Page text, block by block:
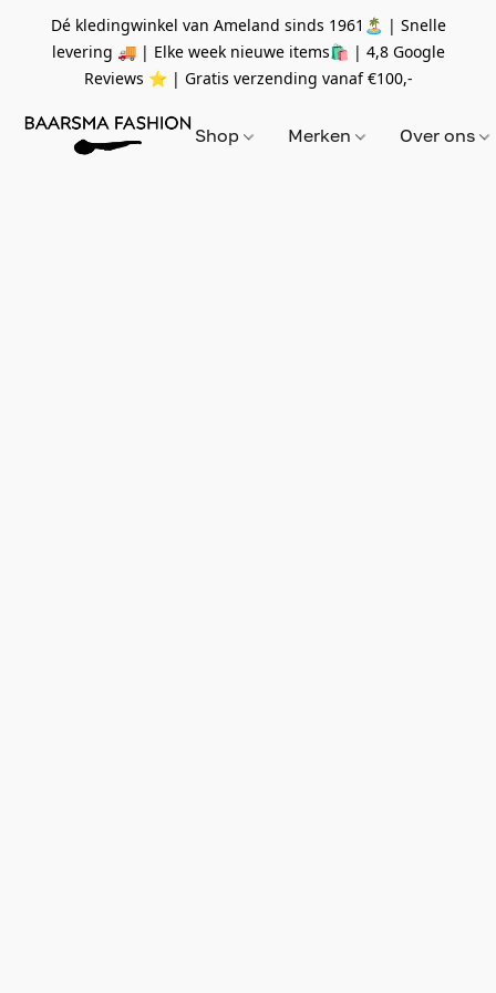
Dé kledingwinkel van Ameland sinds 1961🏝 | Snelle
levering 🚚 | Elke week nieuwe items🛍 | 4,8 Google
Reviews ⭐️ | Gratis verzending vanaf€100,-
Shop Merken Over ons